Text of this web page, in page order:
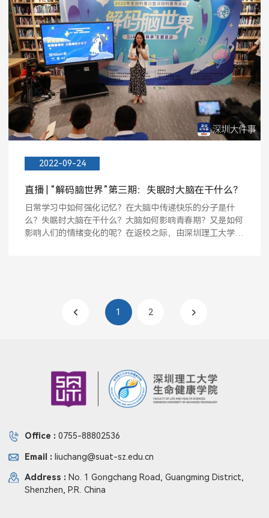
2022-09-24
直播 | “解码脑世界”第三期：失眠时大脑在干什么？
日常学习中如何强化记忆？在大脑中传递快乐的分子是什
么？失眠时大脑在干什么？大脑如何影响青春期？又是如何
影响人们的情绪变化的呢？在返校之际，由深圳理工大学
1 2
Office : 0755-88802536
Email : liuchang@suat-sz.edu.cn
Address : No. 1 Gongchang Road, Guangming District,
Shenzhen, P.R. China